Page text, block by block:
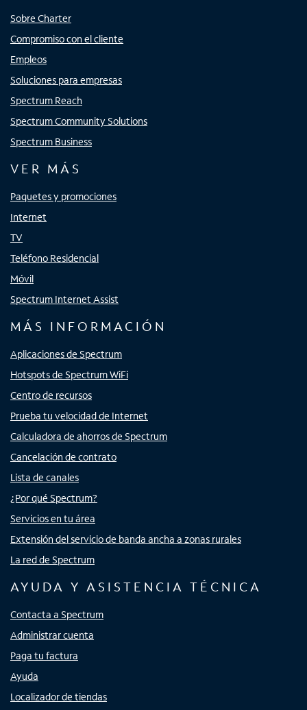
Sobre Charter
Compromiso con el cliente
Empleos
Soluciones para empresas
Spectrum Reach
Spectrum Community Solutions
Spectrum Business
VER MÁS
Paquetes y promociones
Internet
TV
Teléfono Residencial
Móvil
Spectrum Internet Assist
MÁS INFORMACIÓN
Aplicaciones de Spectrum
Hotspots de Spectrum WiFi
Centro de recursos
Prueba tu velocidad de Internet
Calculadora de ahorros de Spectrum
Cancelación de contrato
Lista de canales
¿Por qué Spectrum?
Servicios en tu área
Extensión del servicio de banda ancha a zonas rurales
La red de Spectrum
AYUDA Y ASISTENCIA TÉCNICA
Contacta a Spectrum
Administrar cuenta
Paga tu factura
Ayuda
Localizador de tiendas